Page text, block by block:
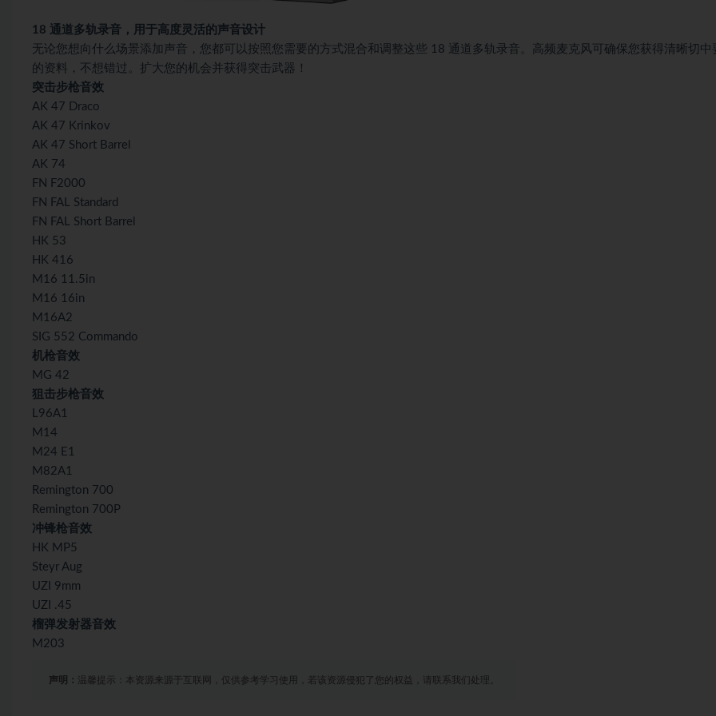
18 通道多轨录音，用于高度灵活的声音设计
无论您想向什么场景添加声音，您都可以按照您需要的方式混合和调整这些 18 通道多轨录音。高频麦克风可确保您获得清晰切中
的资料，不想错过。扩大您的机会并获得突击武器！
突击步枪音效
AK 47 Draco
AK 47 Krinkov
AK 47 Short Barrel
AK 74
FN F2000
FN FAL Standard
FN FAL Short Barrel
HK 53
HK 416
M16 11.5in
M16 16in
M16A2
SIG 552 Commando
机枪音效
MG 42
狙击步枪音效
L96A1
M14
M24 E1
M82A1
Remington 700
Remington 700P
冲锋枪音效
HK MP5
Steyr Aug
UZI 9mm
UZI .45
榴弹发射器音效
M203
声明： 温馨提示：本资源来源于互联网，仅供参考学习使用，若该资源侵犯了您的权益，请联系我们处理。